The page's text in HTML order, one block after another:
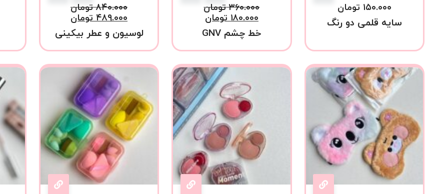
۱۵۰.۰۰۰ تومان
سایه قلمی دو رنگ
۳۶۰.۰۰۰ تومان
۱۸۰.۰۰۰ تومان
خط چشم GNV
۸۴۰.۰۰۰ تومان
۴۸۹.۰۰۰ تومان
لوسیون و عطر بیکینی